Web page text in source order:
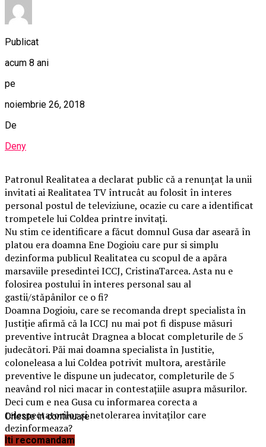
Publicat
acum 8 ani
pe
noiembrie 26, 2018
De
Deny
Patronul Realitatea a declarat public că a renunțat la unii
invitati ai Realitatea TV întrucât au folosit în interes
personal postul de televiziune, ocazie cu care a identificat
trompetele lui Coldea printre invitați.
Nu stim ce identificare a făcut domnul Gusa dar aseară în
platou era doamna Ene Dogioiu care pur si simplu
dezinforma publicul Realitatea cu scopul de a apăra
marsaviile presedintei ICCJ, CristinaTarcea. Asta nu e
folosirea postului în interes personal sau al
gastii/stăpânilor ce o fi?
Doamna Dogioiu, care se recomanda drept specialista în
Justiție afirmă că la ICCJ nu mai pot fi dispuse măsuri
preventive întrucât Dragnea a blocat completurile de 5
judecători. Păi mai doamna specialista în Justitie,
coloneleasa a lui Coldea potrivit multora, arestările
preventive le dispune un judecator, completurile de 5
neavând rol nici macar in contestațiile asupra măsurilor.
Deci cum e nea Gusa cu informarea corecta a
telespectatorilor și netolerarea invitaților care
dezinformeaza?
Citeste in continuare
Iti recomandam